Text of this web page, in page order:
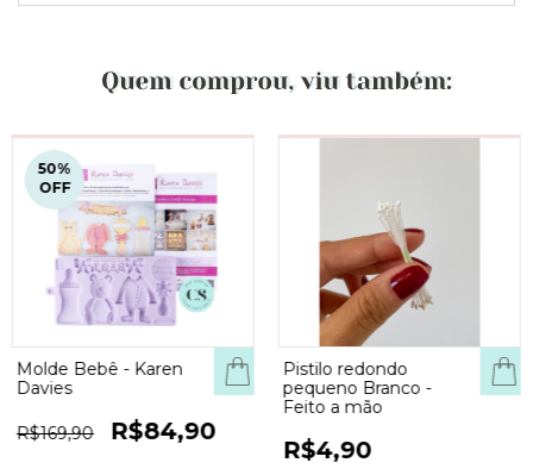
50%
OFF
Molde Bebê - Karen
Davies
R$169,90 R$84,90
Pistilo redondo
pequeno Branco -
Feito a mão
R$4,90